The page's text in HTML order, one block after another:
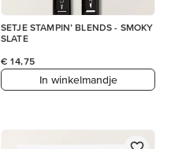
SETJE STAMPIN’ BLENDS - SMOKY
SLATE
€ 14,75
In winkelmandje